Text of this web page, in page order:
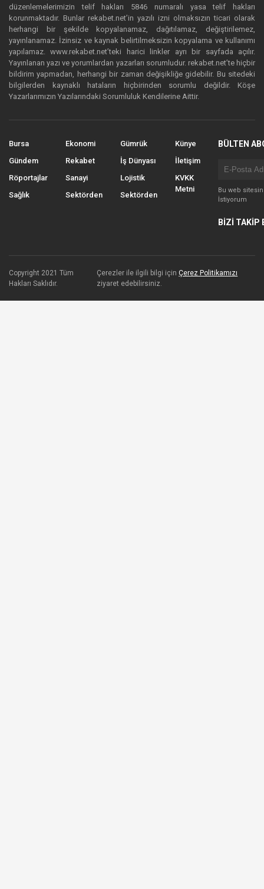
düzenlemelerimizin telif hakları 5846 numaralı yasa telif hakları
korunmaktadır. Bunlar rekabet.net’in yazılı izni olmaksızın ticari olarak
herhangi bir şekilde kopyalanamaz, dağıtılamaz, değiştirilemez,
yayınlanamaz. İzinsiz ve kaynak belirtilmeksizin kopyalama ve kullanımı
yapılamaz. www.rekabet.net’teki harici linkler ayrı bir sayfada açılır.
Yayınlanan yazı ve yorumlardan yazarları sorumludur. rekabet.net’te hiçbir
bildirim yapmadan, herhangi bir zaman değişikliğe gidebilir. Bu sitedeki
bilgilerden kaynaklı hataların hiçbirinden sorumlu değildir. Köşe
Yazarlarımızın Yazılarındaki Sorumluluk Kendilerine Aittir.
Bursa
Gündem
Röportajlar
Sağlık
Ekonomi
Rekabet
Sanayi
Sektörden
Gümrük
İş Dünyası
Lojistik
Sektörden
Künye
İletişim
KVKK
Metni
BÜLTEN
Bu web
İstiyorum
BİZİ TAKİP
Copyright 2021 Tüm
Hakları Saklıdır.
Çerezler ile ilgili bilgi içinÇerez Politikamızı
ziyaret edebilirsiniz.